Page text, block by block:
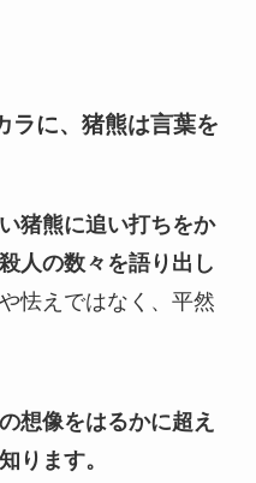
ラに、猪熊は言葉を
猪熊に追い打ちをか
人の数々を語り出し
怯えではなく、平然
想像をはるかに超え
ります。